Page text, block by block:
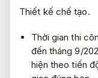
Thiết kế chế tạo.
Thời gian thi
đến tháng 9/
hiện theo tiến